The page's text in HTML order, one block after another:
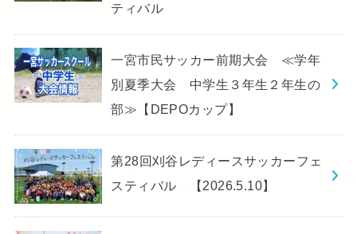
ティバル
一宮市民サッカー前期大会 ≪学年
別夏季大会 中学生３年生２年生の
部≫【DEPOカップ】
第28回刈谷レディースサッカーフェ
スティバル 【2026.5.10】